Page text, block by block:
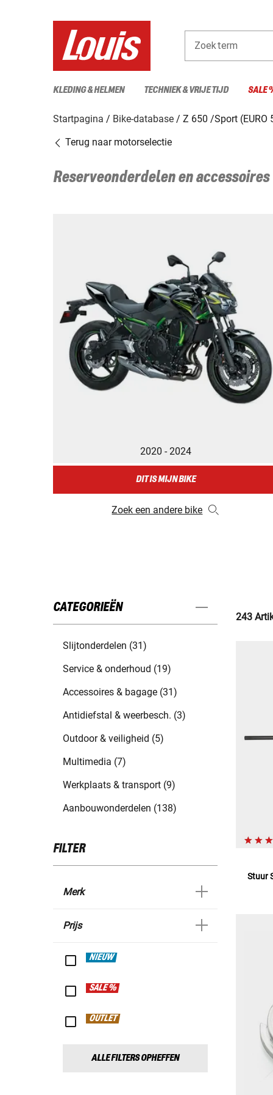
Zoekterm
KLEDING & HELMEN TECHNIEK & VRIJE TIJD SALE
Startpagina Bike-database
Z 650 /Sport (EURO
Terug naar motorselectie
Reserveonderdelen en
2020 - 2024
DIT IS MIJN BIKE
Zoek een andere bike
CATEGORIEËN
Slijtonderdelen (31)
Service & onderhoud (19)
Accessoires & bagage (31)
Antidiefstal & weerbesch. (3)
Outdoor & veiligheid (5)
Multimedia (7)
Werkplaats & transport (9)
Aanbouwonderdelen (138)
FILTER
Merk
Prijs
NIEUW
SALE %
OUTLET
ALLE FILTERS OPHEFFEN
243
Stuur